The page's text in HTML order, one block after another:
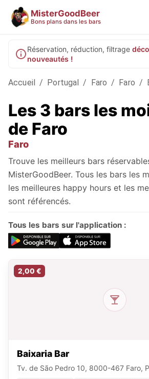
MisterGoodBeer
Bons plans dans les bars
Réservation, réduction, filtrage
nouveautés !
Accueil / Portugal / Faro / Faro /
Les 3 bars les
de Faro
Faro
Trouve les meilleurs bars
MisterGoodBeer. Tous les bars les
les meilleures happy hours et les
sont référencés.
Tous les bars sur l'application :
2,00 €
Baixaria Bar
Tv. de São Pedro 10, 8000-467 Faro,